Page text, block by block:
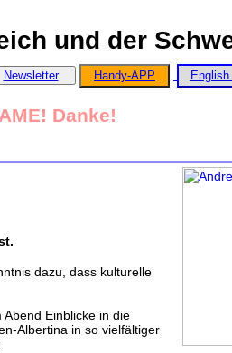
und der
Newsletter Handy-APP
Danke!
dazu, dass kulturelle
Einblicke in die
Albertina in so vielfältiger